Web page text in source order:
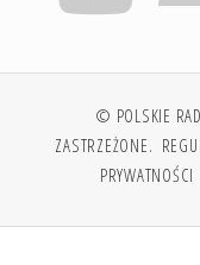
© POLSKIE
ZASTRZEŻONE.
PRYWATNOŚCI